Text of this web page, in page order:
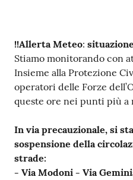
Seguici
su
Contenuto
!!Allerta Meteo:
Stiamo monitorando con
Insieme alla Protezione
operatori delle Forze
queste ore nei punti più a
In via precauzionale, si
sospensione della
strade:
- Via Modoni - Via